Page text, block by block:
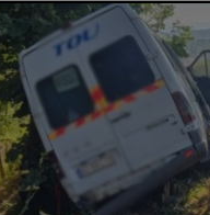
U21
Fotbal feminin
Special
Diverse
Inedit